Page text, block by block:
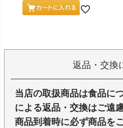
返品・交換
当店の取扱商品は食品に
による返品・交換はご遠
商品到着時に必ず商品を